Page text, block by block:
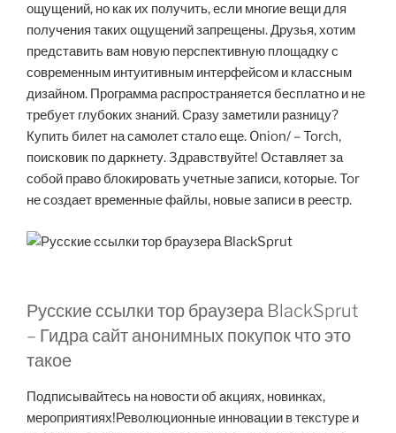
ощущений, но как их получить, если многие вещи для
получения таких ощущений запрещены. Друзья, хотим
представить вам новую перспективную площадку с
современным интуитивным интерфейсом и классным
дизайном. Программа распространяется бесплатно и не
требует глубоких знаний. Сразу заметили разницу?
Купить билет на самолет стало еще. Onion/ – Torch,
поисковик по даркнету. 3дрaвcтвуйте! Оставляет за
собой право блокировать учетные записи, которые. Tor
не создает временные файлы, новые записи в реестр.
Русские ссылки тор браузера BlackSprut
– Гидра сайт анонимных покупок что это
такое
Подписывайтесь на новости об акциях, новинках,
мероприятиях!Революционные инновации в текстуре и